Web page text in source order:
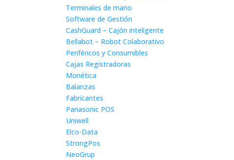
Terminales de mano
Software de Gestión
CashGuard – Cajón inteligente
Bellabot – Robot Colaborativo
Periféricos y Consumibles
Cajas Registradoras
Monética
Balanzas
Fabricantes
Panasonic POS
Uniwell
Elco-Data
StrongPos
NeoGrup